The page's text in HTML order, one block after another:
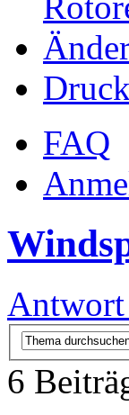
FAQ
Antwort
6